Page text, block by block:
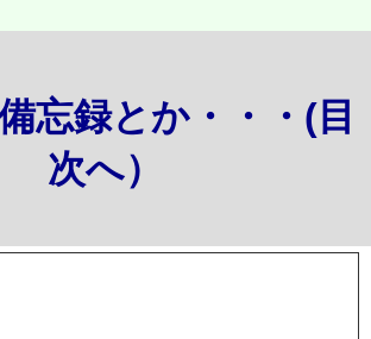
忘録とか・・・(目
次へ）